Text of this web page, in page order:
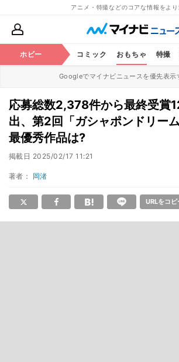
アニメ・特撮などのコアな情報をより
ホビー
アニメ コミック おもちゃ 特撮
Googleでマイナビニュースを優先表示
応募総数2,378件から最終受賞
出、第2回「ガシャポンドリー
最優秀作品は?
掲載日 2025/02/17 11:21
著者： 岡渚
URLをコピ